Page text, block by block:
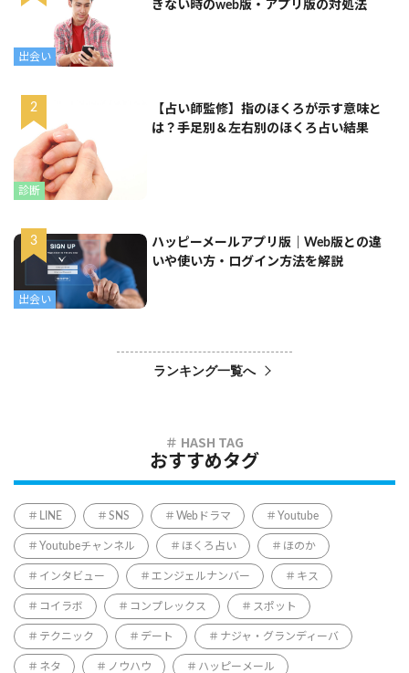
出会い
きない時のweb版・アプリ版の対処法
診断
【占い師監修】指のほくろが示す意味と
は？手足別＆左右別のほくろ占い結果
出会い
ハッピーメールアプリ版｜Web版との違
いや使い方・ログイン方法を解説
ランキング一覧へ
おすすめタグ
LINE SNS Webドラマ Youtube
Youtubeチャンネル ほくろ占い ほのか
インタビュー エンジェルナンバー キス
コイラボ コンプレックス スポット
テクニック デート ナジャ・グランディーバ
ネタ ノウハウ ハッピーメール